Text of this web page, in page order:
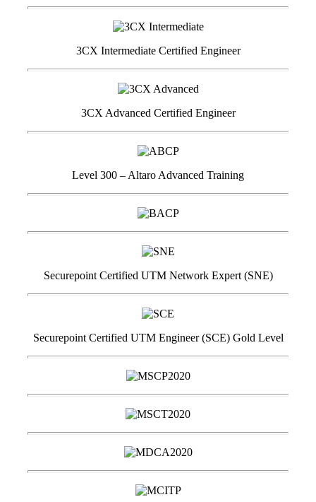
3CX Intermediate Certified Engineer
3CX Advanced Certified Engineer
Level 300 – Altaro Advanced Training
Securepoint Certified UTM Network Expert (SNE)
Securepoint Certified UTM Engineer (SCE) Gold Level